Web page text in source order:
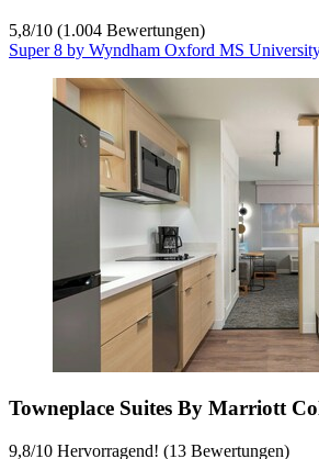
5,8/10 (1.004 Bewertungen)
Super 8 by Wyndham Oxford MS
Towneplace Suites By Marriott
9,8/10 Hervorragend! (13 Bewertungen)